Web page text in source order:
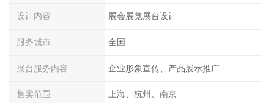
设计内容 展会展览展台设计
服务城市 全国
展台服务内容 企业形象宣传、产品展示推广
售卖范围 上海、杭州、南京